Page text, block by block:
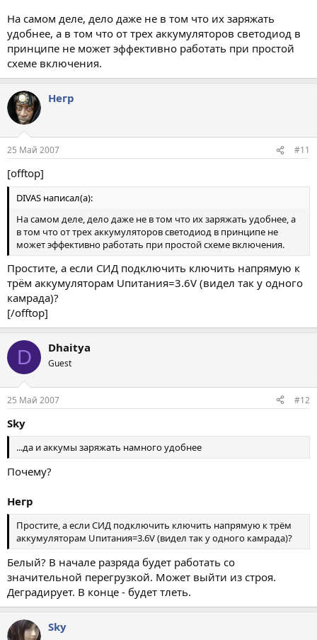
На самом деле, дело даже не в том что их заряжать
удобнее, а в том что от трех аккумуляторов светодиод в
принципе не может эффективно работать при простой
схеме включения.
Негр
25 Май 2007 #11
[offtop]
DIVAS написал(а):
На самом деле, дело даже не в том что их заряжать удобнее, а
в том что от трех аккумуляторов светодиод в принципе не
может эффективно работать при простой схеме включения.
Простите, а если СИД подключить ключить напрямую к
трём аккумуляторам Uпитания=3.6V (видел так у одного
камрада)?
[/offtop]
D Dhaitya
Guest
25 Май 2007 #12
Sky
...да и аккумы заряжать намного удобнее
Почему?
Негр
Простите, а если СИД подключить ключить напрямую к трём
аккумуляторам Uпитания=3.6V (видел так у одного камрада)?
Белый? В начале разряда будет работать со
значительной перегрузкой. Может выйти из строя.
Деградирует. В конце - будет тлеть.
Sky